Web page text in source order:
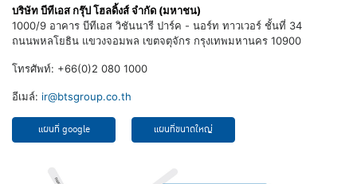
บริษัท บีทีเอส กรุ๊ป โฮลดิ้งส์ จำกัด (มหาชน)
1000/9 อาคาร บีทีเอส วิชันนารี ปาร์ค - นอร์ท ทาวเวอร์ ชั้นที่ 34
ถนนพหลโยธิน แขวงจอมพล เขตจตุจักร กรุงเทพมหานคร 10900
โทรศัพท์: +66(0)2 080 1000
อีเมล์: ir@btsgroup.co.th
แผนที่ google แผนที่ขนาดใหญ่